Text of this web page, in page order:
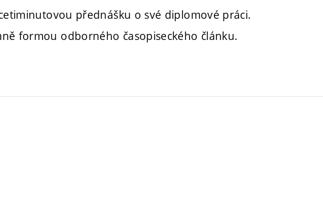
přednášku o své diplomové práci.
formou odborného časopiseckého článku.